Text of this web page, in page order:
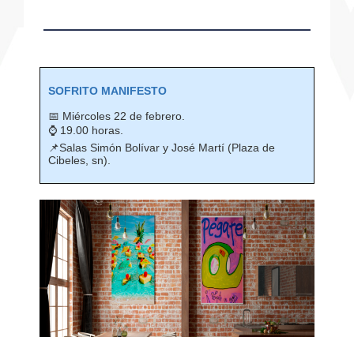
SOFRITO MANIFESTO
📅 Miércoles 22 de febrero.
⌚ 19.00 horas.
📌Salas Simón Bolívar y José Martí (Plaza de
Cibeles, sn).